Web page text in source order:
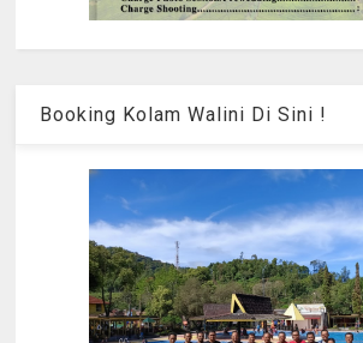
Booking Kolam Walini Di Sini !